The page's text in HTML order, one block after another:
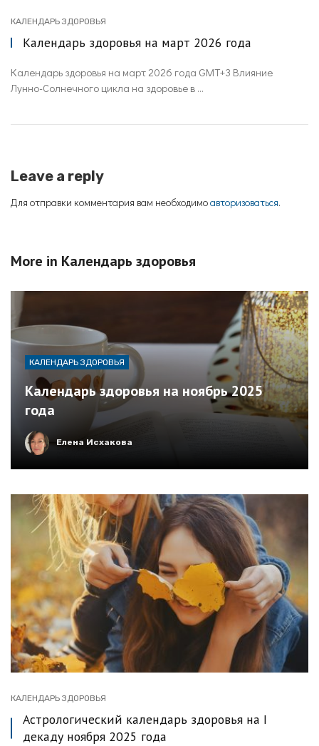
КАЛЕНДАРЬ ЗДОРОВЬЯ
Календарь здоровья на март 2026 года
Календарь здоровья на март 2026 года GMT+3 Влияние
Лунно-Солнечного цикла на здоровье в ...
Leave a reply
Для отправки комментария вам необходимоавторизоваться.
More in Календарь здоровья
КАЛЕНДАРЬ ЗДОРОВЬЯ
Календарь здоровья на ноябрь 2025
года
Елена Исхакова
КАЛЕНДАРЬ ЗДОРОВЬЯ
Астрологический календарь здоровья на I
декаду ноября 2025 года